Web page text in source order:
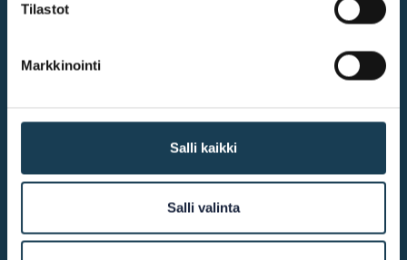
Tilastot
Markkinointi
Salli kaikki
Salli valinta
More info
Accessibility
Other links